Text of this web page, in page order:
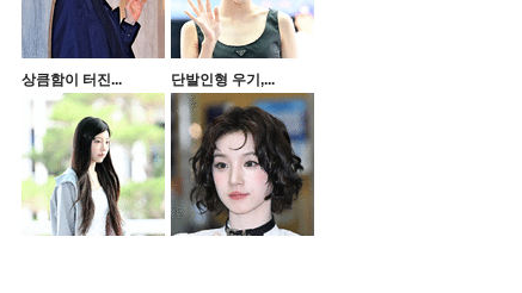
상큼함이 터진... 단발인형 우기,...